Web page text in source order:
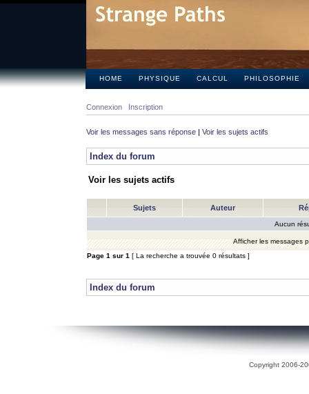
HOME PHYSIQUE CALCUL PHILOSOPHIE
Connexion Inscription
Voir les messages sans réponse | Voir les sujets actifs
Index du forum
Voir les sujets actifs
Sujets Auteur
Aucun
Afficher les messages
Page 1 sur 1 [ La recherche a trouvée 0 résultats ]
Index du forum
Copyright 2006-